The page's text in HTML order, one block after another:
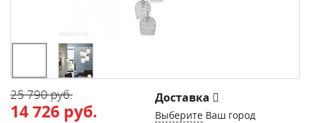
25 790 руб.
14 726 руб.
Доставка
Выберите Ваш город